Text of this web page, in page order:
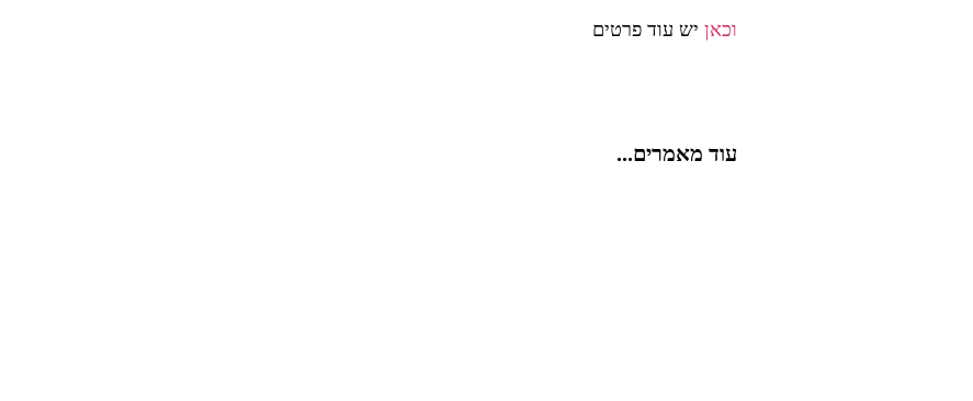
וכאן יש עוד פרטים
עוד מאמרים...